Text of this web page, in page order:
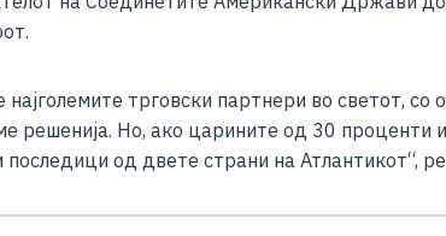
трговски партнери во светот, со
решенија. Но, ако царините од 30 проценти
од двете страни на Атлантикот“,